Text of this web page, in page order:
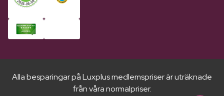
Alla besparingar på Luxplus medlemspriser är uträknade
från våra normalpriser.